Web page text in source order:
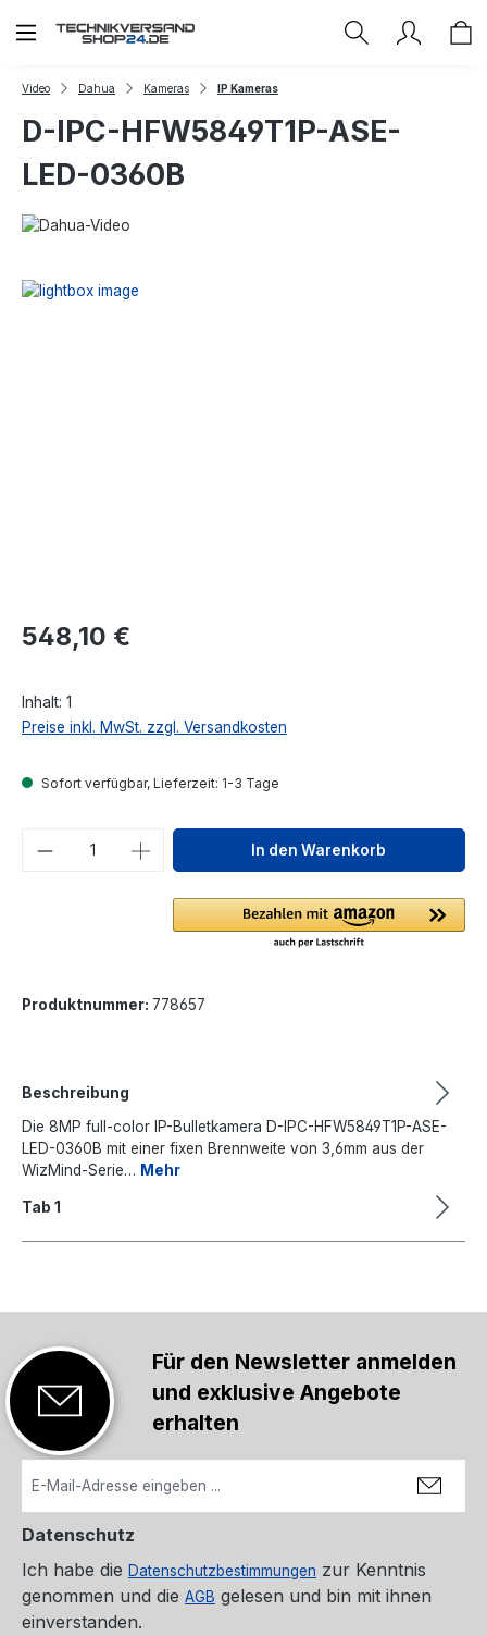
Zum Hauptinhalt springen
Video Dahua Kameras IP Kameras
D-IPC-HFW5849T1P-ASE-
LED-0360B
Regulärer Preis:
548,10 €
Inhalt: 1
Preise inkl. MwSt. zzgl. Versandkosten
Sofort verfügbar, Lieferzeit: 1-3 Tage
Produkt Anzahl: Gib denIn den Warenkorb
Produktnummer: 778657
Beschreibung
Die 8MP full-color IP-Bulletkamera D-IPC-HFW5849T1P-ASE-
LED-0360B mit einer fixen Brennweite von 3,6mm aus der
WizMind-Serie… Mehr
Tab 1
Für den Newsletter anmelden
und exklusive Angebote
erhalten
Datenschutz
Ich habe die Datenschutzbestimmungen zur Kenntnis
genommen und die AGB gelesen und bin mit ihnen
einverstanden.